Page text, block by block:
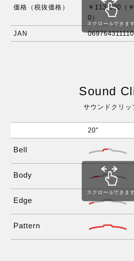
価格（税抜価格）
￥113,300（
0）
JAN
スクロールできま
Sound
サウンドクリッ
20"
Bell
Body
Edge
Pattern
スクロールできま